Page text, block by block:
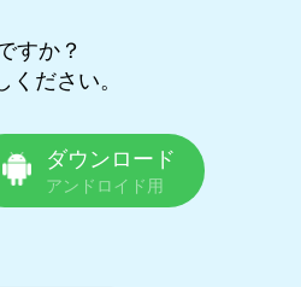
すか？
ださい。
ダウンロード
アンドロイド用